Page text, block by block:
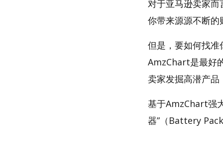
对于亚马逊卖家
你带来源源不断的
但是，要如何找准
AmzChart是最好
卖家发掘高潜产
基于AmzChart强
器”（Battery